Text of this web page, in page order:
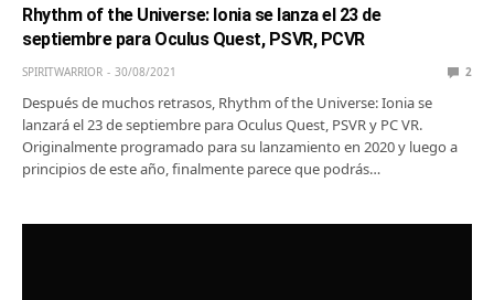
Rhythm of the Universe: Ionia se lanza el 23 de
septiembre para Oculus Quest, PSVR, PCVR
SPIRITWARRIOR 30/08/2021 2
Después de muchos retrasos, Rhythm of the Universe: Ionia se
lanzará el 23 de septiembre para Oculus Quest, PSVR y PC VR.
Originalmente programado para su lanzamiento en 2020 y luego a
principios de este año, finalmente parece que podrás…